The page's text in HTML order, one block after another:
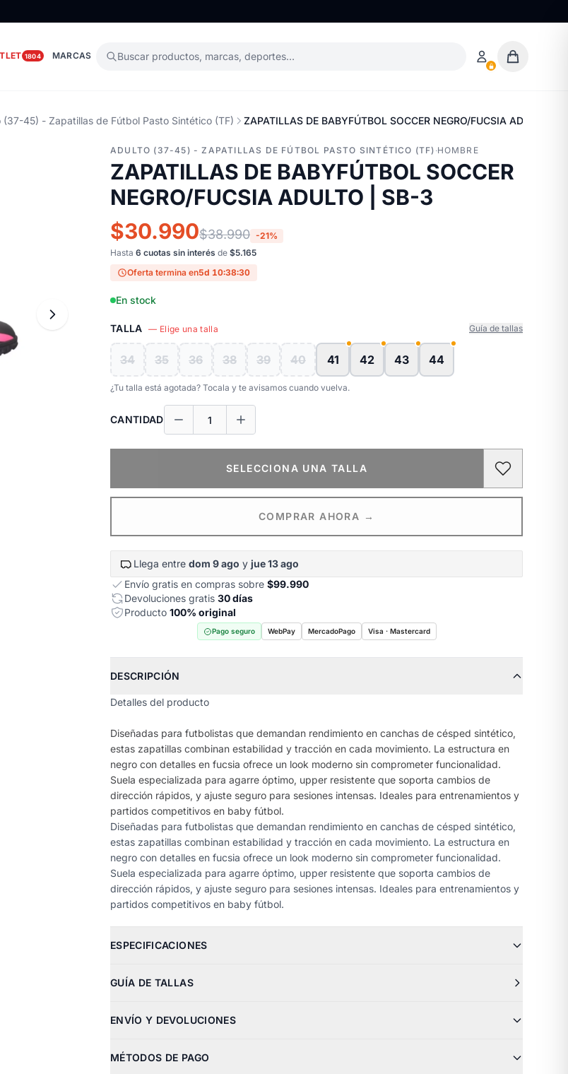
1804 MARCAS Buscar productos, marcas, deportes…
(37-45) - Zapatillas de Fútbol Pasto Sintético (TF) ZAPATILLAS DE BABYFÚTBOL SOCCER NEGRO/FUCSIA ADULTO |
ADULTO (37-45) - ZAPATILLAS DE FÚTBOL PASTO SINTÉTICO (TF) ·HOMBRE
ZAPATILLAS DE BABYFÚTBOL SOCCER
NEGRO/FUCSIA ADULTO | SB-3
$30.990$38.990 -21%
Hasta 6 cuotas sin interés de $5.165
Oferta termina en5d 10:38:29
En stock
TALLA — Elige una talla Guía de tallas
34 35 36 38 39 40 41 42 43 44
¿Tu talla está agotada? Tocala y te avisamos cuando vuelva.
CANTIDAD
SELECCIONA UNA TALLA
COMPRAR AHORA →
Llega entre dom 9 ago y jue 13 ago
Envío gratis en compras sobre $99.990
Devoluciones gratis 30 días
Producto 100% original
Pago seguro WebPay MercadoPago Visa · Mastercard
DESCRIPCIÓN
Detalles del producto
Diseñadas para futbolistas que demandan rendimiento en canchas de césped sintético,
estas zapatillas combinan estabilidad y tracción en cada movimiento. La estructura en
negro con detalles en fucsia ofrece un look moderno sin comprometer funcionalidad.
Suela especializada para agarre óptimo, upper resistente que soporta cambios de
dirección rápidos, y ajuste seguro para sesiones intensas. Ideales para entrenamientos y
partidos competitivos en baby fútbol.
Diseñadas para futbolistas que demandan rendimiento en canchas de césped sintético,
estas zapatillas combinan estabilidad y tracción en cada movimiento. La estructura en
negro con detalles en fucsia ofrece un look moderno sin comprometer funcionalidad.
Suela especializada para agarre óptimo, upper resistente que soporta cambios de
dirección rápidos, y ajuste seguro para sesiones intensas. Ideales para entrenamientos y
partidos competitivos en baby fútbol.
ESPECIFICACIONES
GUÍA DE TALLAS
ENVÍO Y DEVOLUCIONES
MÉTODOS DE PAGO